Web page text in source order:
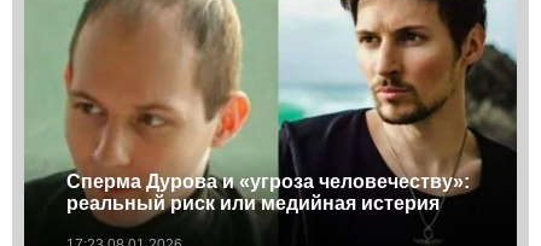
Сперма Дурова и «угроза человечеству»:
реальный риск или медийная истерия